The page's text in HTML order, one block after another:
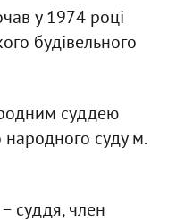
у 1974 році
будівельного
суддею
суду м.
суддя, член